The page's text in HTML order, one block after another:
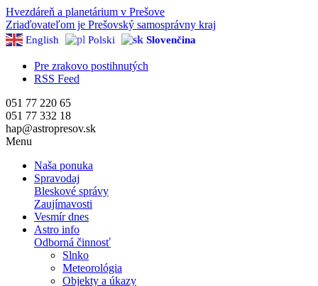
Hvezdáreň a planetárium v Prešove
Zriaďovateľom je Prešovský samosprávny kraj
English Polski Slovenčina
Pre zrakovo postihnutých
RSS Feed
051 77 220 65
051 77 332 18
hap@astropresov.sk
Menu
Naša ponuka
Spravodaj
Bleskové správy
Zaujímavosti
Vesmír dnes
Astro info
Odborná činnosť
Slnko
Meteorológia
Objekty a úkazy